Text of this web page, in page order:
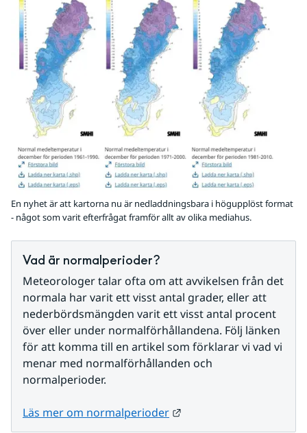
En nyhet är att kartorna nu är nedladdningsbara i högupplöst format
- något som varit efterfrågat framför allt av olika mediahus.
Vad är normalperioder?
Meteorologer talar ofta om att avvikelsen från det
normala har varit ett visst antal grader, eller att
nederbördsmängden varit ett visst antal procent
över eller under normalförhållandena. Följ länken
för att komma till en artikel som förklarar vi vad vi
menar med normalförhållanden och
normalperioder.
Läs mer om normalperioder